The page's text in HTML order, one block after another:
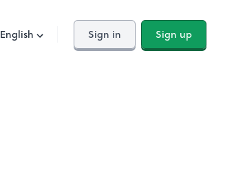
English Sign in Sign up